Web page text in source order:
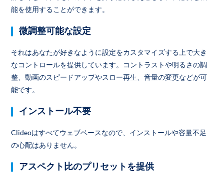
能を使用することができます。
微調整可能な設定
それはあなたが好きなように設定をカスタマイズする上で大き
なコントロールを提供しています。コントラストや明るさの調
整、動画のスピードアップやスロー再生、音量の変更などが可
能です。
インストール不要
Clideoはすべてウェブベースなので、インストールや容量不足
の心配はありません。
アスペクト比のプリセットを提供